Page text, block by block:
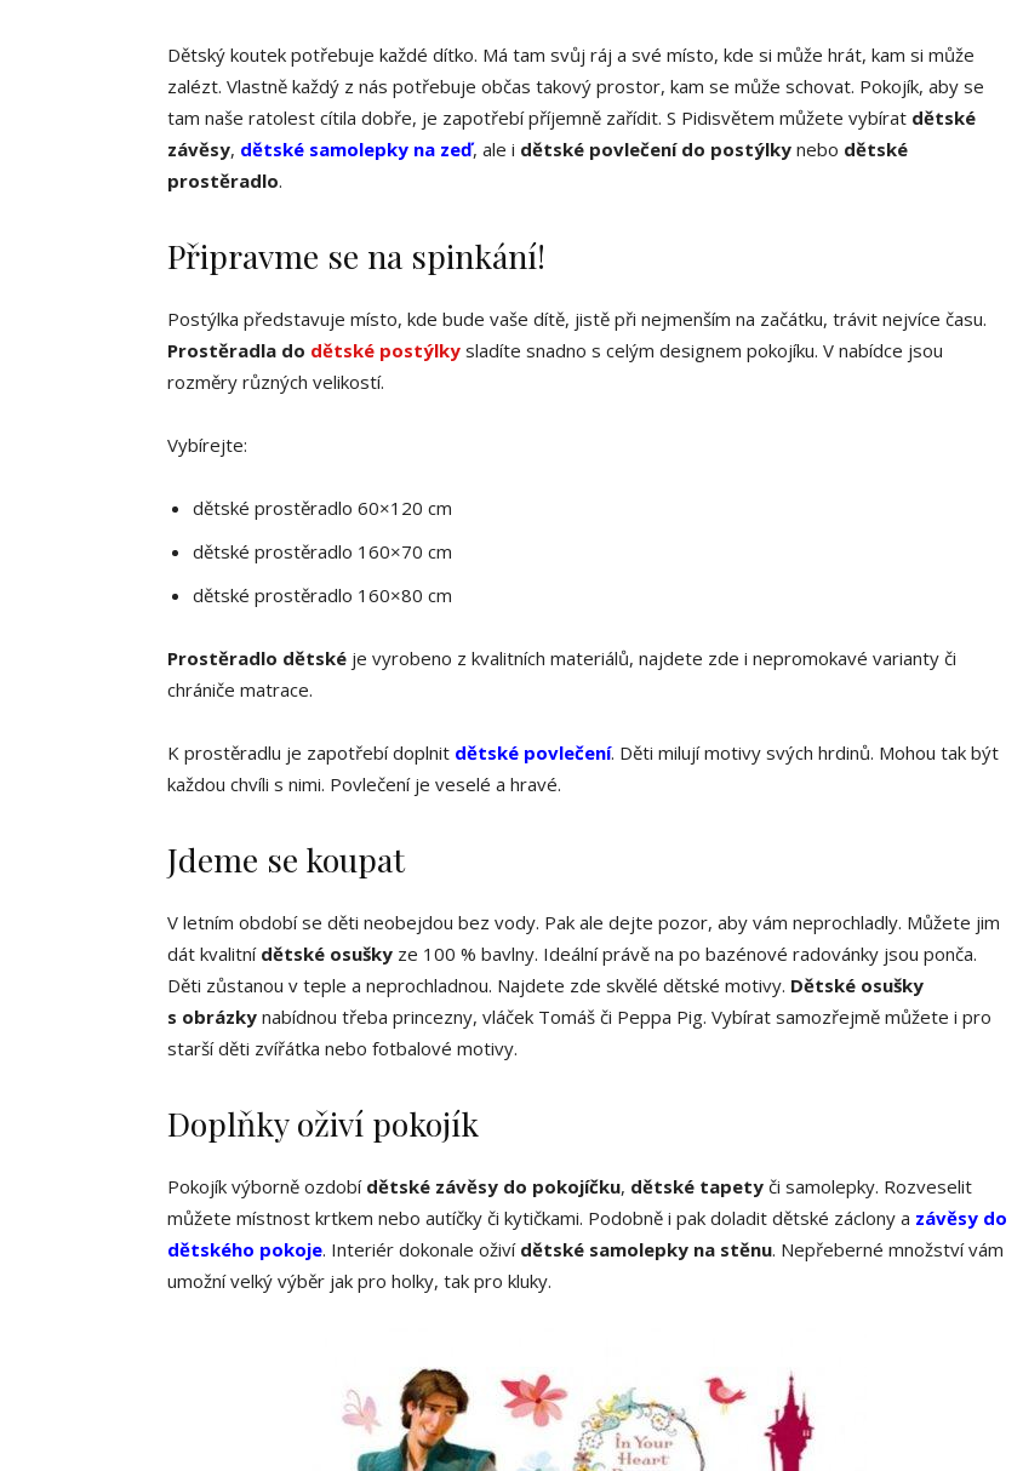
Dětský koutek potřebuje každé dítko. Má tam svůj ráj a své místo, kde si může hrát, kam si může
zalézt. Vlastně každý z nás potřebuje občas takový prostor, kam se může schovat. Pokojík, aby se
tam naše ratolest cítila dobře, je zapotřebí příjemně zařídit. S Pidisvětem můžete vybírat dětské
závěsy, dětské samolepky na zeď, ale i dětské povlečení do postýlky nebo dětské
prostěradlo.
Připravme se na spinkání!
Postýlka představuje místo, kde bude vaše dítě, jistě při nejmenším na začátku, trávit nejvíce času.
Prostěradla do dětské postýlky sladíte snadno s celým designem pokojíku. V nabídce jsou
rozměry různých velikostí.
Vybírejte:
dětské prostěradlo 60×120 cm
dětské prostěradlo 160×70 cm
dětské prostěradlo 160×80 cm
Prostěradlo dětské je vyrobeno z kvalitních materiálů, najdete zde i nepromokavé varianty či
chrániče matrace.
K prostěradlu je zapotřebí doplnit dětské povlečení. Děti milují motivy svých hrdinů. Mohou tak být
každou chvíli s nimi. Povlečení je veselé a hravé.
Jdeme se koupat
V letním období se děti neobejdou bez vody. Pak ale dejte pozor, aby vám neprochladly. Můžete jim
dát kvalitní dětské osušky ze 100 % bavlny. Ideální právě na po bazénové radovánky jsou ponča.
Děti zůstanou v teple a neprochladnou. Najdete zde skvělé dětské motivy. Dětské osušky
s obrázky nabídnou třeba princezny, vláček Tomáš či Peppa Pig. Vybírat samozřejmě můžete i pro
starší děti zvířátka nebo fotbalové motivy.
Doplňky oživí pokojík
Pokojík výborně ozdobí dětské závěsy do pokojíčku, dětské tapety či samolepky. Rozveselit
můžete místnost krtkem nebo autíčky či kytičkami. Podobně i pak doladit dětské záclony a závěsy do
dětského pokoje. Interiér dokonale oživí dětské samolepky na stěnu. Nepřeberné množství vám
umožní velký výběr jak pro holky, tak pro kluky.